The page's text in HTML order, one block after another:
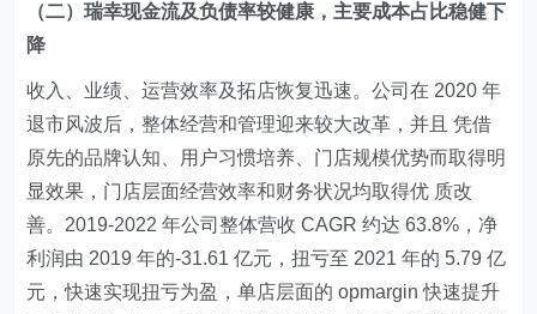
（二）瑞幸现金流及负债率较健康，主要成本占比稳健下
降
收入、业绩、运营效率及拓店恢复迅速。公司在 2020 年
退市风波后，整体经营和管理迎来较大改革，并且 凭借
原先的品牌认知、用户习惯培养、门店规模优势而取得明
显效果，门店层面经营效率和财务状况均取得优 质改
善。2019-2022 年公司整体营收 CAGR 约达 63.8%，净
利润由 2019 年的-31.61 亿元，扭亏至 2021 年的 5.79 亿
元，快速实现扭亏为盈，单店层面的 opmargin 快速提升